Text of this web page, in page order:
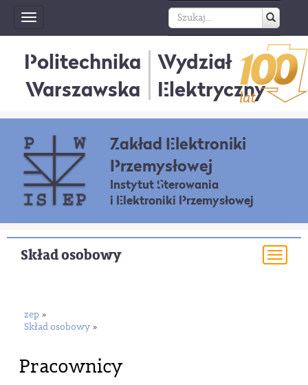
Toggle
navigation
Politechnika
Warszawska
Wydział
Elektryczny
Zakład Elektroniki
Przemysłowej
Instytut Sterowania
i Elektroniki Przemysłowej
Skład osobowy
zep »
Skład osobowy »
Pracownicy